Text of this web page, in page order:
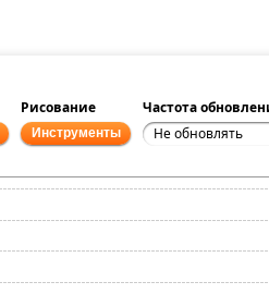
Рисование
Частота
Инструменты Не обновлять